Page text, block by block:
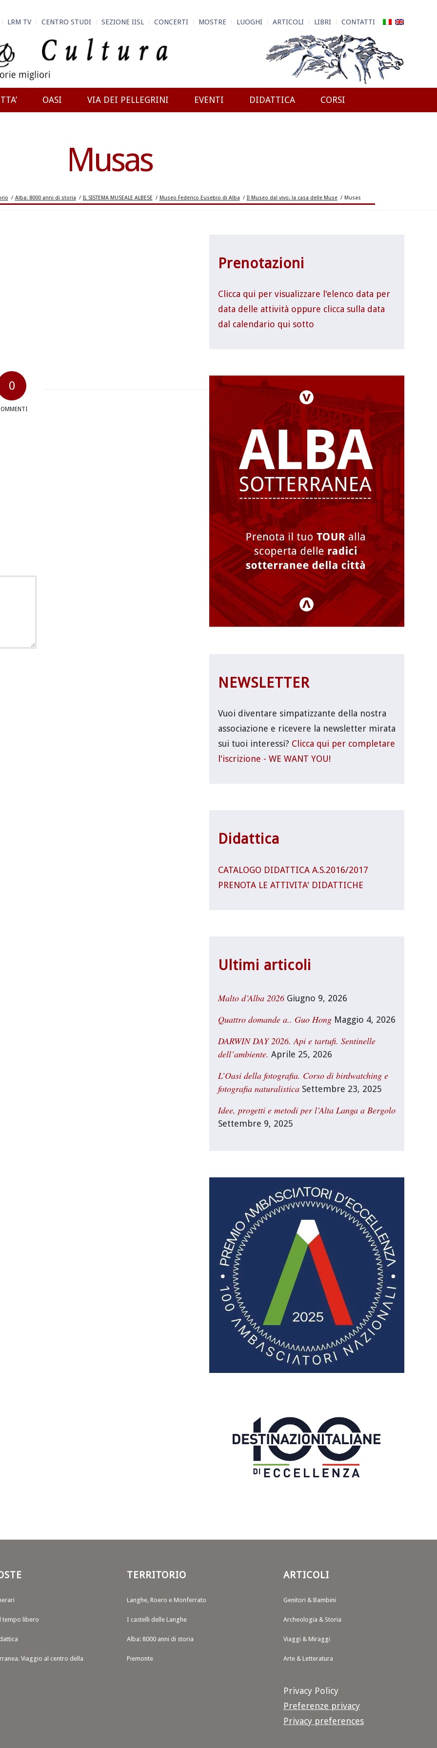
LRM TV CENTRO STUDI SEZIONE IISL CONCERTI MOSTRE LUOGHI ARTICOLI LIBRI CONTATTI
OASI VIA DEI PELLEGRINI EVENTI DIDATTICA CORSI
Musas
/ Alba: 8000 anni di storia / IL SISTEMA MUSEALE ALBESE / Museo Federico Eusebio di Alba / Il Museo dal vivo: la casa delle Muse / Musas
0
Prenotazioni
Clicca qui per visualizzare l'elenco data per
data delle attività oppure clicca sulla data
dal calendario qui sotto
NEWSLETTER
Vuoi diventare simpatizzante della nostra
associazione e ricevere la newsletter mirata
sui tuoi interessi? Clicca qui per completare
l'iscrizione - WE WANT YOU!
Didattica
CATALOGO DIDATTICA A.S.2016/2017
PRENOTA LE ATTIVITA' DIDATTICHE
Ultimi articoli
Malto d’Alba 2026 Giugno 9, 2026
Quattro domande a.. Guo Hong Maggio 4, 2026
DARWIN DAY 2026. Api e tartufi. Sentinelle
dell’ambiente. Aprile 25, 2026
L’Oasi della fotografia. Corso di birdwatching e
fotografia naturalistica Settembre 23, 2025
Idee, progetti e metodi per l’Alta Langa a Bergolo
Settembre 9, 2025
tempo libero
Viaggio al centro della
TERRITORIO
Langhe, Roero e Monferrato
I castelli delle Langhe
Alba: 8000 anni di storia
Piemonte
ARTICOLI
Genitori & Bambini
Archeologia & Storia
Viaggi & Miraggi
Arte & Letteratura
Privacy Policy
Preferenze privacy
Privacy preferences